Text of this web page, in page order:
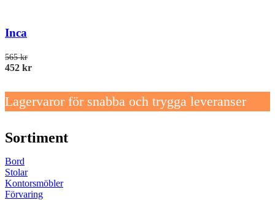
Inca
565kr
452 kr
Lagervaror för snabba och trygga leveranser
Sortiment
Bord
Stolar
Kontorsmöbler
Förvaring